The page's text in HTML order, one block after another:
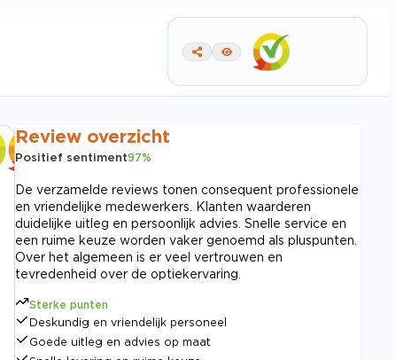
Review overzicht
Positief sentiment97%
De verzamelde reviews tonen consequent professionele
en vriendelijke medewerkers. Klanten waarderen
duidelijke uitleg en persoonlijk advies. Snelle service en
een ruime keuze worden vaker genoemd als pluspunten.
Over het algemeen is er veel vertrouwen en
tevredenheid over de optiekervaring.
Sterke punten
Deskundig en vriendelijk personeel
Goede uitleg en advies op maat